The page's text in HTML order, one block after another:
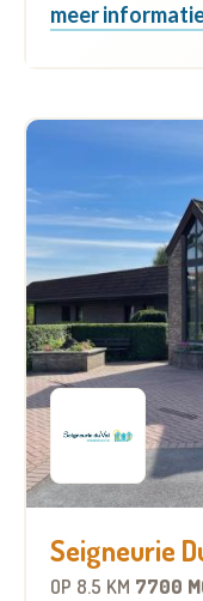
meer
Seigneurie
OP 8.5 KM 7700